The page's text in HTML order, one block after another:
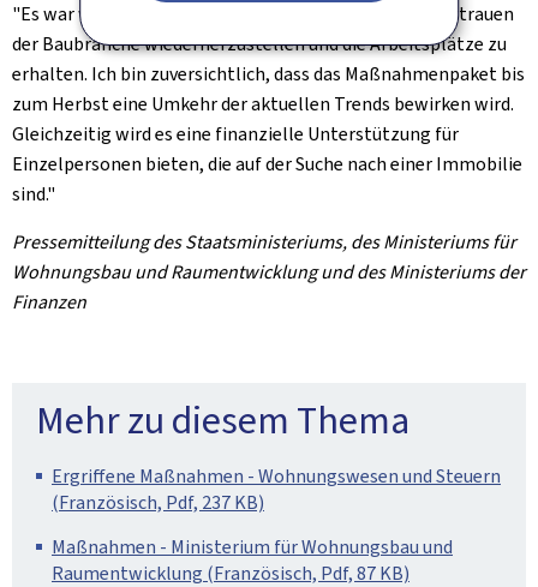
"Es war wichtig für uns, schnell zu handeln, um das Vertrauen
der Baubranche wiederherzustellen und die Arbeitsplätze zu
erhalten. Ich bin zuversichtlich, dass das Maßnahmenpaket bis
zum Herbst eine Umkehr der aktuellen Trends bewirken wird.
Gleichzeitig wird es eine finanzielle Unterstützung für
Einzelpersonen bieten, die auf der Suche nach einer Immobilie
sind."
Pressemitteilung des Staatsministeriums, des Ministeriums für
Wohnungsbau und Raumentwicklung und des Ministeriums der
Finanzen
Mehr zu diesem Thema
Ergriffene Maßnahmen - Wohnungswesen und Steuern
(Französisch, Pdf, 237 KB)
Maßnahmen - Ministerium für Wohnungsbau und
Raumentwicklung (Französisch, Pdf, 87 KB)